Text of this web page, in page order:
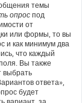
темы
опрос под
от
или формы, то вы
и как минимум два
что каждый
Вы также
выбрать
ответа»,
будет